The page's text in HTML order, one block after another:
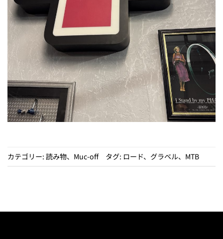
カテゴリー: 読み物、 Muc-offタグ: ロード、 グラベル、 MTB